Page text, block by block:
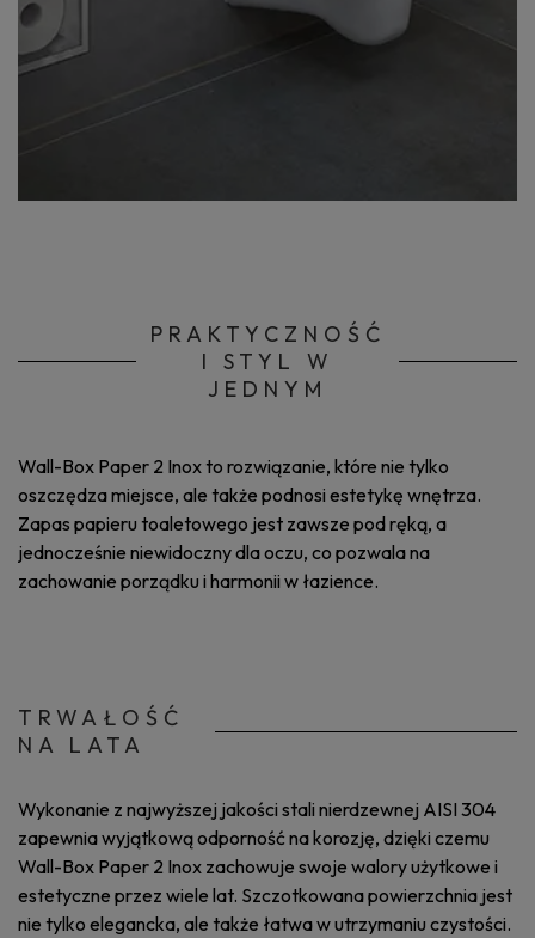
PRAKTYCZNOŚĆ
I STYL W
JEDNYM
Wall-Box Paper 2 Inox to rozwiązanie, które nie tylko
oszczędza miejsce, ale także podnosi estetykę wnętrza.
Zapas papieru toaletowego jest zawsze pod ręką, a
jednocześnie niewidoczny dla oczu, co pozwala na
zachowanie porządku i harmonii w łazience.
TRWAŁOŚĆ
NA LATA
Wykonanie z najwyższej jakości stali nierdzewnej AISI 304
zapewnia wyjątkową odporność na korozję, dzięki czemu
Wall-Box Paper 2 Inox zachowuje swoje walory użytkowe i
estetyczne przez wiele lat. Szczotkowana powierzchnia jest
nie tylko elegancka, ale także łatwa w utrzymaniu czystości.